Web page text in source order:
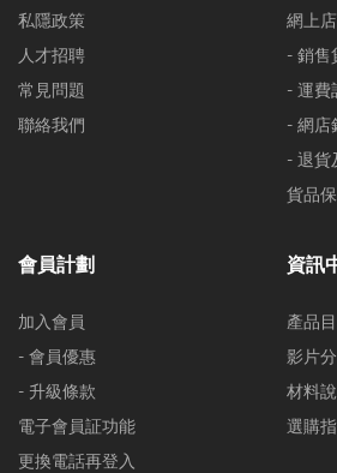
私隱政策
人才招聘
常見問題
聯絡我們
網上店
- 銷售
- 運費
- 網店
- 退貨
貨品
會員計劃
加入會員
- 會員優惠
- 升級條款
電子會員証功能
更換電話再登入
資訊
產品
影片
材料
選購